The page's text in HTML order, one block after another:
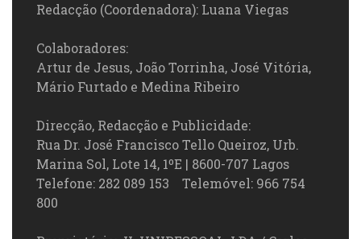
Redacção (Coordenadora): Luana Viegas
Colaboradores:
Artur de Jesus, João Torrinha, José Vitória,
Mário Furtado e Medina Ribeiro
Direcção, Redacção e Publicidade:
Rua Dr. José Francisco Tello Queiroz, Urb.
Marina Sol, Lote 14, 1ºE | 8600-707 Lagos
Telefone: 282 089 153 Telemóvel: 966 754
800